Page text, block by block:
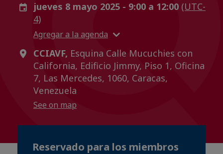
jueves 8 mayo 2025 - 9:00 a 12:00 (UTC-
4)
Agregar a la agenda
CCIAVF, Esquina Calle Mucuchies con
California, Edificio Jimmy, Piso 1, Oficina
7, Las Mercedes, 1060, Caracas,
Venezuela
See on map
Reservado para los miembros